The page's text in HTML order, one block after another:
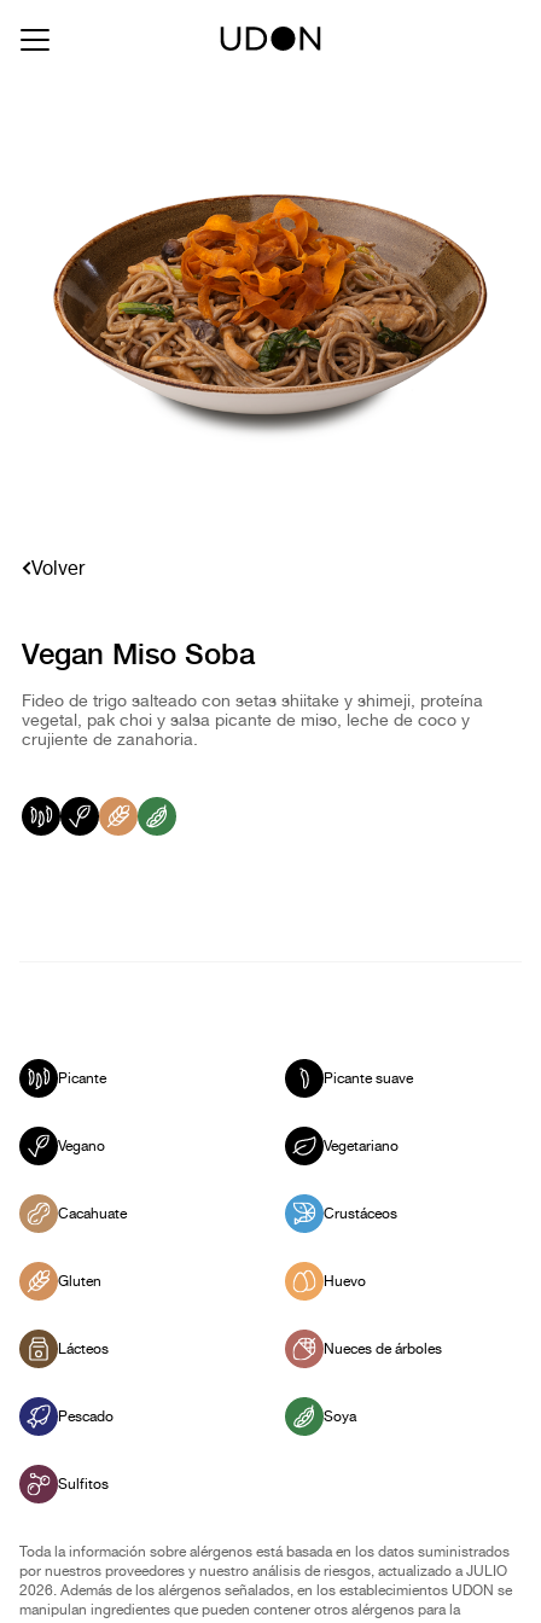
Volver
Vegan Miso Soba
Fideo de trigo salteado con setas shiitake y shimeji, proteína
vegetal, pak choi y salsa picante de miso, leche de coco y
crujiente de zanahoria.
Picante Picante suave
Vegano Vegetariano
Cacahuate Crustáceos
Gluten Huevo
Lácteos Nueces de árboles
Pescado Soya
Sulfitos
Toda la información sobre alérgenos está basada en los datos suministrados
por nuestros proveedores y nuestro análisis de riesgos, actualizado a JULIO
2026. Además de los alérgenos señalados, en los establecimientos UDON se
manipulan ingredientes que pueden contener otros alérgenos para la